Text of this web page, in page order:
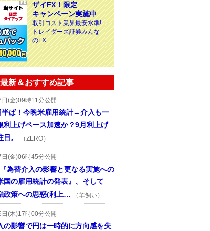
ザイFX！限定
キャンペーン実施中
取引コスト業界最安水準!
トレイダーズ証券みんな
のFX
新＆おすすめ記事
(金)09時11分公開
半ば！今晩米雇用統計→介入も一
利上げペース加速か？9月利上げ
。
（ZERO）
(金)06時45分公開
為替介入の影響と更なる実施への
国の雇用統計の発表』、そして
政策への思惑(利上…
（羊飼い）
(木)17時00分公開
の影響で円は一時的に方向感を失